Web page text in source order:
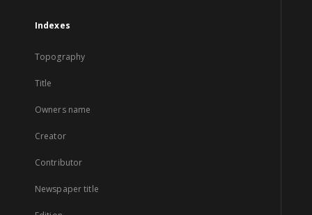
Indexes
Topography
Title
Owners name
Creator
Contributor
Newspaper title